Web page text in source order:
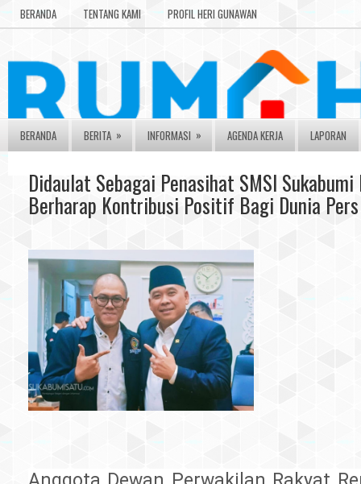
BERANDA TENTANG KAMI PROFIL HERI GUNAWAN
BERANDA BERITA » INFORMASI » AGENDA KERJA LAPORAN
Didaulat Sebagai Penasihat SMSI Sukabumi
Berharap Kontribusi Positif Bagi Dunia Pers